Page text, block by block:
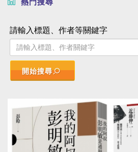
熱門搜尋
請輸入標題、作者等關鍵字
開始搜尋